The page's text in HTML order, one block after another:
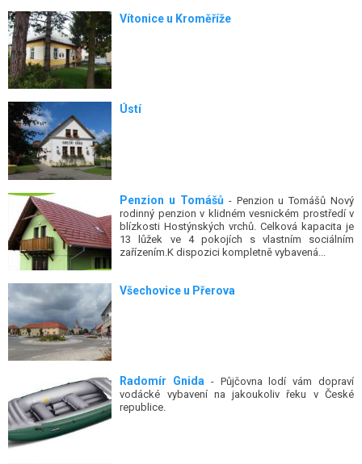
Vítonice u Kroměříže
Ústí
Penzion u Tomášů - Penzion u Tomášů Nový
rodinný penzion v klidném vesnickém prostředí v
blízkosti Hostýnských vrchů. Celková kapacita je
13 lůžek ve 4 pokojích s vlastním sociálním
zařízením.K dispozici kompletně vybavená...
Všechovice u Přerova
Radomír Gnida - Půjčovna lodí vám dopraví
vodácké vybavení na jakoukoliv řeku v České
republice.